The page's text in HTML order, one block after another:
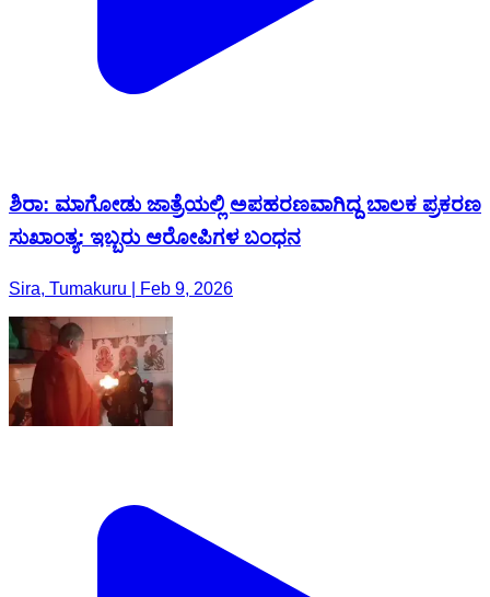
ಶಿರಾ: ಮಾಗೋಡು ಜಾತ್ರೆಯಲ್ಲಿ ಅಪಹರಣವಾಗಿದ್ದ ಬಾಲಕ ಪ್ರಕರಣ
ಸುಖಾಂತ್ಯ: ಇಬ್ಬರು ಆರೋಪಿಗಳ ಬಂಧನ
Sira, Tumakuru | Feb 9, 2026